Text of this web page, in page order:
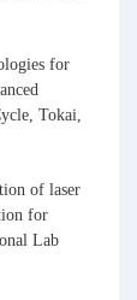
for
Tokai,
of laser
for
Lab